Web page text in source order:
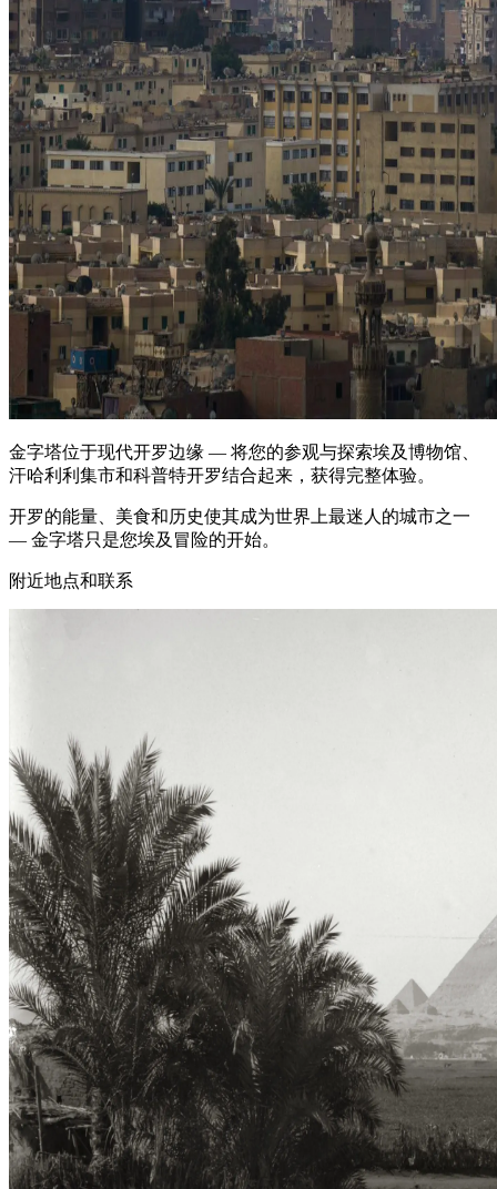
金字塔位于现代开罗边缘 — 将您的参观与探索埃及博物馆、
汗哈利利集市和科普特开罗结合起来，获得完整体验。
开罗的能量、美食和历史使其成为世界上最迷人的城市之一
— 金字塔只是您埃及冒险的开始。
附近地点和联系